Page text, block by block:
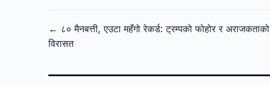
← ८० मैनबत्ती, एउटा महँगो रेकर्ड: ट्रम्पको फोहोर र अराजकताको
विरासत